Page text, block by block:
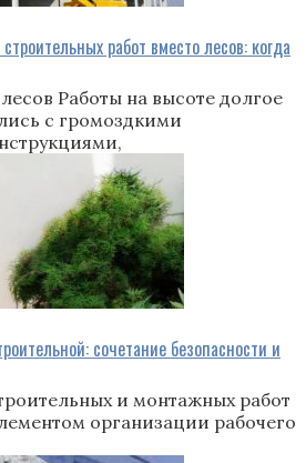
работ вместо лесов: когда
Работы на высоте долгое
с громоздкими
сочетание безопасности и
и монтажных работ
организации рабочего